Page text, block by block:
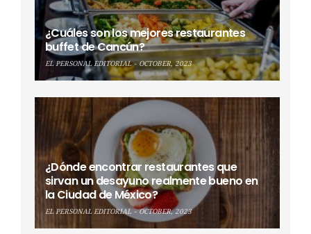
¿Cuáles son los mejores restaurantes
buffet de Cancún?
EL PERSONAL EDITORIAL OCTOBER, 2023
¿Dónde encontrar restaurantes que
sirvan un desayuno realmente bueno en
la Ciudad de México?
EL PERSONAL EDITORIAL OCTOBER, 2023